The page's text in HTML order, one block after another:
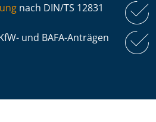
nach DIN/TS 12831
und BAFA-Anträgen